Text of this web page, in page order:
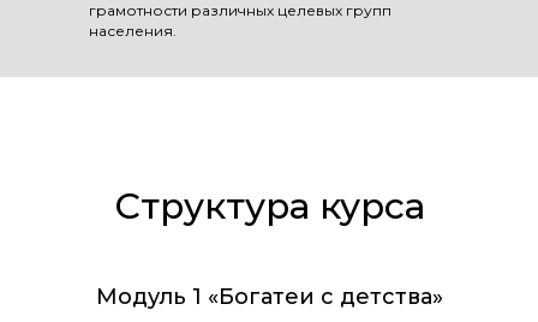
грамотности различных целевых групп
населения.
Структура курса
Модуль 1 «Богатеи с детства»